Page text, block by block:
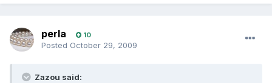
perla 10
Posted October 29, 2009
Zazou said: